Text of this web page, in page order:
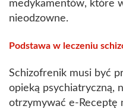
medykamentów, które
nieodzowne.
Podstawa w leczeniu
Schizofrenik musi być
opieką psychiatryczną,
otrzymywać e-Receptę